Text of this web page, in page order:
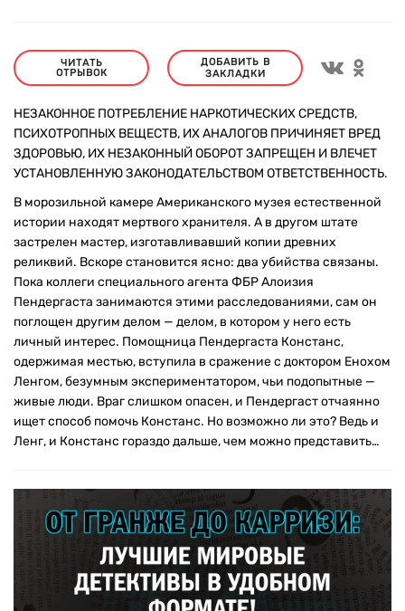
ЧИТАТЬ
ОТРЫВОК
ДОБАВИТЬ В
ЗАКЛАДКИ
НЕЗАКОННОЕ ПОТРЕБЛЕНИЕ НАРКОТИЧЕСКИХ СРЕДСТВ,
ПСИХОТРОПНЫХ ВЕЩЕСТВ, ИХ АНАЛОГОВ ПРИЧИНЯЕТ ВРЕД
ЗДОРОВЬЮ, ИХ НЕЗАКОННЫЙ ОБОРОТ ЗАПРЕЩЕН И ВЛЕЧЕТ
УСТАНОВЛЕННУЮ ЗАКОНОДАТЕЛЬСТВОМ ОТВЕТСТВЕННОСТЬ.
В морозильной камере Американского музея естественной
истории находят мертвого хранителя. А в другом штате
застрелен мастер, изготавливавший копии древних
реликвий. Вскоре становится ясно: два убийства связаны.
Пока коллеги специального агента ФБР Алоизия
Пендергаста занимаются этими расследованиями, сам он
поглощен другим делом — делом, в котором у него есть
личный интерес. Помощница Пендергаста Констанс,
одержимая местью, вступила в сражение с доктором Енохом
Ленгом, безумным экспериментатором, чьи подопытные —
живые люди. Враг слишком опасен, и Пендергаст отчаянно
ищет способ помочь Констанс. Но возможно ли это? Ведь и
Ленг, и Констанс гораздо дальше, чем можно представить…